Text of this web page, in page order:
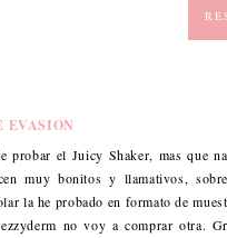
EVASION
probar el Juicy Shaker, mas que
muy bonitos y llamativos,
la he probado en formato de
no voy a comprar otra.